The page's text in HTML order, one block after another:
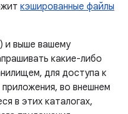
кэшированные файлы
и выше вашему
какие-либо
для доступа к
во внешнем
в этих каталогах,